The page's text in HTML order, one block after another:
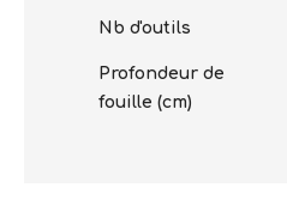
Nb d'outils
Profondeur de
fouille (cm)